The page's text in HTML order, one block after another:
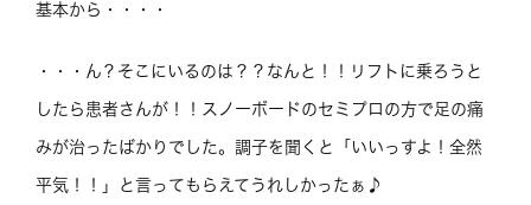
基本から・・・・
・・・ん？そこにいるのは？？なんと！！リフトに乗ろうと
したら患者さんが！！スノーボードのセミプロの方で足の痛
みが治ったばかりでした。調子を聞くと「いいっすよ！全然
平気！！」と言ってもらえてうれしかったぁ♪